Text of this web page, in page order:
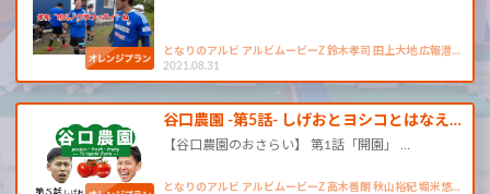
となりのアルビ アルビムービーZ 鈴木孝司 田上大地 広報潜…
2021.08.31
谷口農園 -第5話- しげおとヨシコとはなえ…
【谷口農園のおさらい】 第1話「開園」 …
となりのアルビ アルビムービーZ 高木善朗 秋山裕紀 堀米悠…